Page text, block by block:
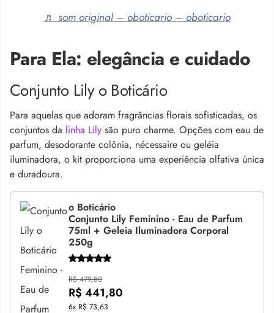
♬ som original – oboticario – oboticario
Para Ela: elegância e cuidado
Conjunto Lily o Boticário
Para aquelas que adoram fragrâncias florais sofisticadas, os
conjuntos da linha Lily são puro charme. Opções com eau de
parfum, desodorante colônia, nécessaire ou geléia
iluminadora, o kit proporciona uma experiência olfativa única
e duradoura.
o Boticário
Conjunto Lily Feminino - Eau de Parfum
75ml + Geleia Iluminadora Corporal
250g
R$ 479,80
R$ 441,80
6x R$ 73,63